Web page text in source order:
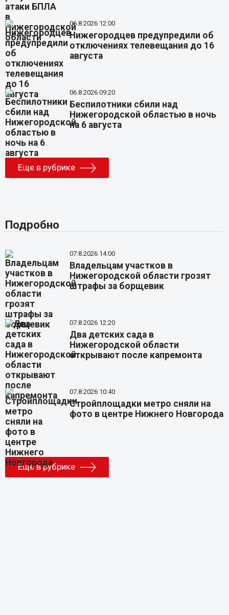
06.8.2026 12:00
Нижегородцев предупредили об
отключениях телевещания до 16
августа
06.8.2026 09:20
Беспилотники сбили над
Нижегородской областью в ночь
на 6 августа
Еще в рубрике
Подробно
07.8.2026 14:00
Владельцам участков в
Нижегородской области грозят
штрафы за борщевик
07.8.2026 12:20
Два детских сада в
Нижегородской области
открывают после капремонта
07.8.2026 10:40
Стройплощадки метро сняли на
фото в центре Нижнего Новгорода
Еще в рубрике